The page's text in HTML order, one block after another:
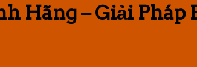
Hãng – Giải Pháp